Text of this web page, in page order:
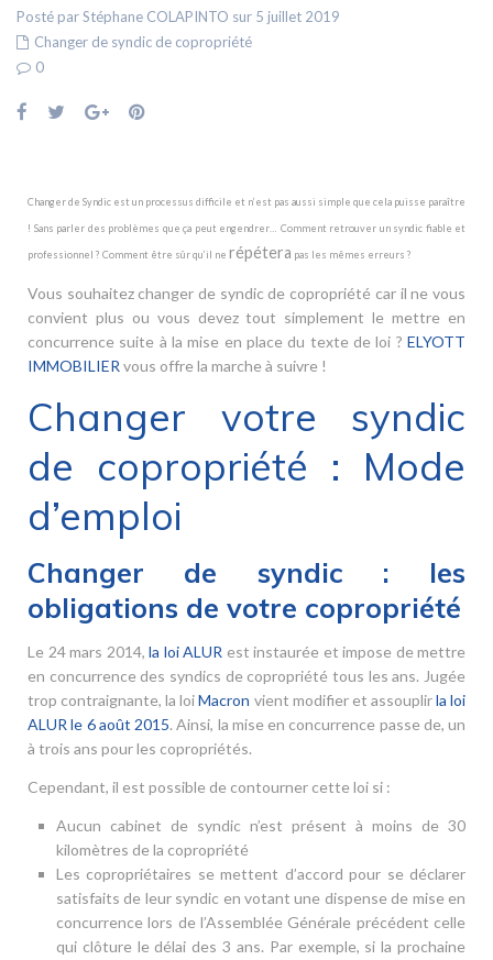
Posté par Stéphane COLAPINTO sur 5 juillet 2019
Changer de syndic de copropriété
0
Changer de Syndic est un processus difficile et n’est pas aussi simple que cela puisse paraître
! Sans parler des problèmes que ça peut engendrer… Comment retrouver un syndic fiable et
professionnel ? Comment être sûr qu’il ne répétera pas les mêmes erreurs ?
Vous souhaitez changer de syndic de copropriété car il ne vous
convient plus ou vous devez tout simplement le mettre en
concurrence suite à la mise en place du texte de loi ? ELYOTT
IMMOBILIER vous offre la marche à suivre !
Changer votre syndic
de copropriété : Mode
d’emploi
Changer de syndic : les
obligations de votre copropriété
Le 24 mars 2014, la loi ALUR est instaurée et impose de mettre
en concurrence des syndics de copropriété tous les ans. Jugée
trop contraignante, la loiMacron vient modifier et assouplirla loi
ALUR le 6 août 2015. Ainsi, la mise en concurrence passe de, un
à trois ans pour les copropriétés.
Cependant, il est possible de contourner cette loi si :
Aucun cabinet de syndic n’est présent à moins de 30
kilomètres de la copropriété
Les copropriétaires se mettent d’accord pour se déclarer
satisfaits de leur syndic en votant une dispense de mise en
concurrence lors de l’Assemblée Générale précédent celle
qui clôture le délai des 3 ans. Par exemple, si la prochaine